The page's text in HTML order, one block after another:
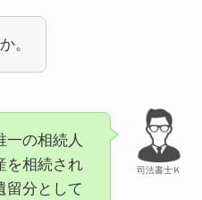
。
司法書士Ｋ
一の相続人
を相続され
留分として